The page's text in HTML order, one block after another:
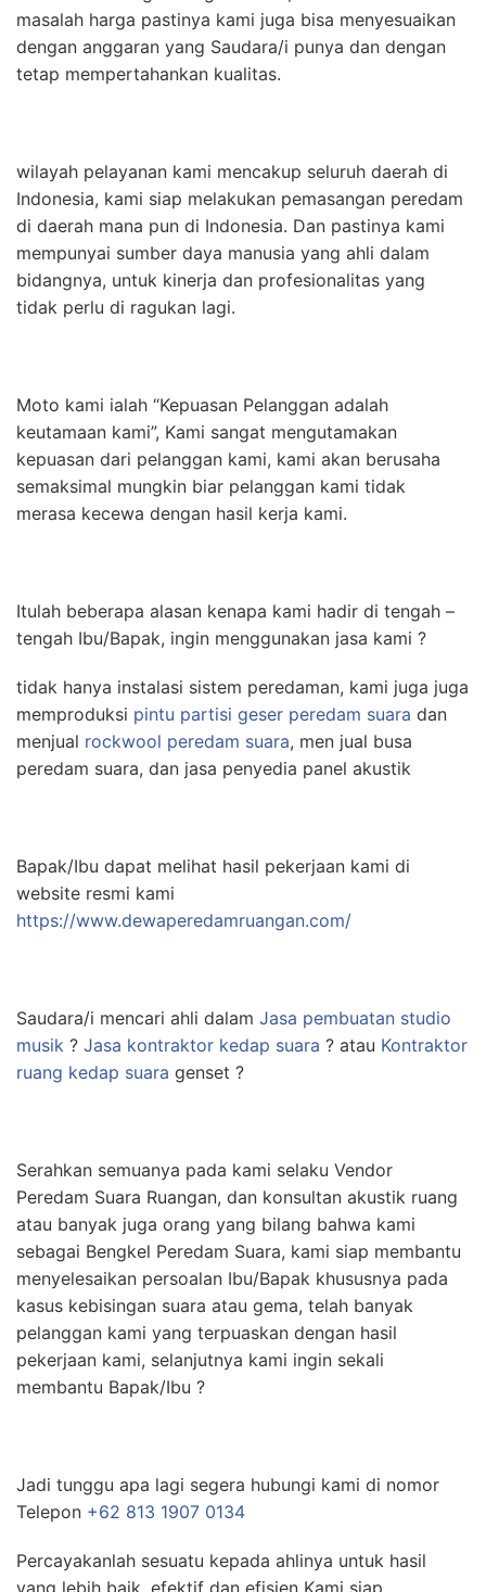
masalah harga pastinya kami juga bisa menyesuaikan
dengan anggaran yang Saudara/i punya dan dengan
tetap mempertahankan kualitas.
wilayah pelayanan kami mencakup seluruh daerah di
Indonesia, kami siap melakukan pemasangan peredam
di daerah mana pun di Indonesia. Dan pastinya kami
mempunyai sumber daya manusia yang ahli dalam
bidangnya, untuk kinerja dan profesionalitas yang
tidak perlu di ragukan lagi.
Moto kami ialah “Kepuasan Pelanggan adalah
keutamaan kami”, Kami sangat mengutamakan
kepuasan dari pelanggan kami, kami akan berusaha
semaksimal mungkin biar pelanggan kami tidak
merasa kecewa dengan hasil kerja kami.
Itulah beberapa alasan kenapa kami hadir di tengah –
tengah Ibu/Bapak, ingin menggunakan jasa kami ?
tidak hanya instalasi sistem peredaman, kami juga juga
memproduksi pintu partisi geser peredam suara dan
menjual rockwool peredam suara, men jual busa
peredam suara, dan jasa penyedia panel akustik
Bapak/Ibu dapat melihat hasil pekerjaan kami di
website resmi kami
https://www.dewaperedamruangan.com/
Saudara/i mencari ahli dalam Jasa pembuatan studio
musik ? Jasa kontraktor kedap suara ? atau Kontraktor
ruang kedap suara genset ?
Serahkan semuanya pada kami selaku Vendor
Peredam Suara Ruangan, dan konsultan akustik ruang
atau banyak juga orang yang bilang bahwa kami
sebagai Bengkel Peredam Suara, kami siap membantu
menyelesaikan persoalan Ibu/Bapak khususnya pada
kasus kebisingan suara atau gema, telah banyak
pelanggan kami yang terpuaskan dengan hasil
pekerjaan kami, selanjutnya kami ingin sekali
membantu Bapak/Ibu ?
Jadi tunggu apa lagi segera hubungi kami di nomor
Telepon +62 813 1907 0134
Percayakanlah sesuatu kepada ahlinya untuk hasil
yang lebih baik, efektif dan efisien Kami siap